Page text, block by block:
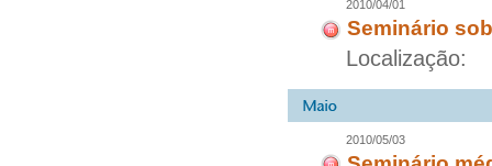
2010/04/01
Seminário
Localização:
2010/05/03